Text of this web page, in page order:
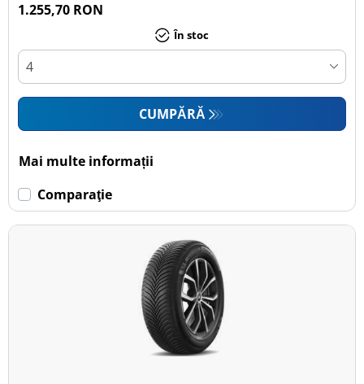
1.255,70 RON
În stoc
CUMPĂRĂ
Mai multe informații
Comparaţie